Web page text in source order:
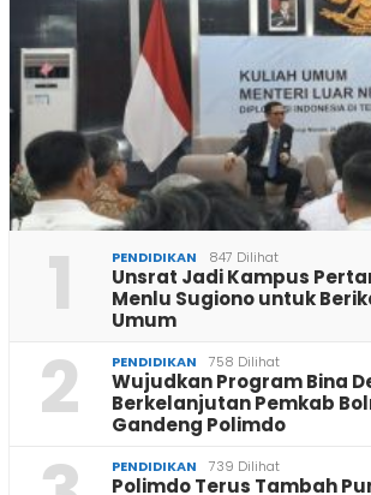
1 PENDIDIKAN 847 Dilihat
Unsrat Jadi Kampus
Menlu Sugiono untuk
Umum
2 PENDIDIKAN 758 Dilihat
Wujudkan Program Bina
Berkelanjutan Pemkab
Gandeng Polimdo
PENDIDIKAN 739 Dilihat
Polimdo Terus Tambah